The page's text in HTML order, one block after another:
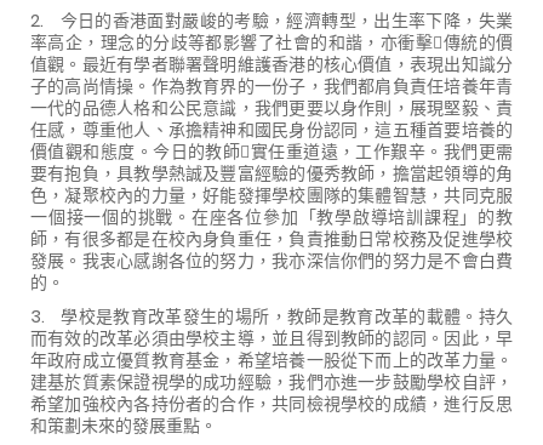
2. 今日的香港面對嚴峻的考驗，經濟轉型，出生率下降，失業
率高企，理念的分歧等都影響了社會的和諧，亦衝擊傳統的價
值觀。最近有學者聯署聲明維護香港的核心價值，表現出知識分
子的高尚情操。作為教育界的一份子，我們都肩負責任培養年青
一代的品德人格和公民意識，我們更要以身作則，展現堅毅、責
任感，尊重他人、承擔精神和國民身份認同，這五種首要培養的
價值觀和態度。今日的教師實任重道遠，工作艱辛。我們更需
要有抱負，具教學熱誠及豐富經驗的優秀教師，擔當起領導的角
色，凝聚校內的力量，好能發揮學校團隊的集體智慧，共同克服
一個接一個的挑戰。在座各位參加「教學啟導培訓課程」的教
師，有很多都是在校內身負重任，負責推動日常校務及促進學校
發展。我衷心感謝各位的努力，我亦深信你們的努力是不會白費
的。
3. 學校是教育改革發生的場所，教師是教育改革的載體。持久
而有效的改革必須由學校主導，並且得到教師的認同。因此，早
年政府成立優質教育基金，希望培養一股從下而上的改革力量。
建基於質素保證視學的成功經驗，我們亦進一步鼓勵學校自評，
希望加強校內各持份者的合作，共同檢視學校的成績，進行反思
和策劃未來的發展重點。